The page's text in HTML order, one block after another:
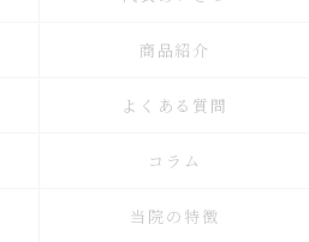
商品紹介
よくある質問
コラム
当院の特徴